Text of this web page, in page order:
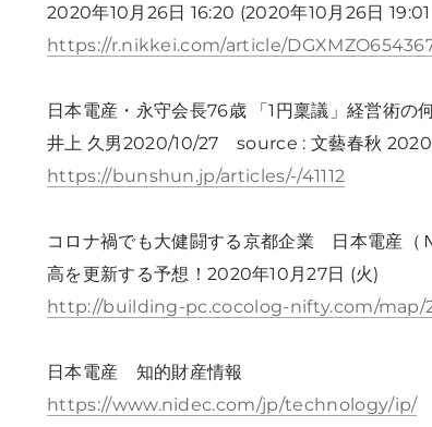
2020年10月26日 16:20 (2020年10月26日 19:01
https://r.nikkei.com/article/
日本電産・永守会長76歳 「1円稟議」経営術の
井上 久男2020/10/27 source : 文藝春秋 2020
https://bunshun.jp/articles/-/41112
コロナ禍でも大健闘する京都企業 日本電産
高を更新する予想！2020年10月27日 (火)
http://building-pc.cocolog-nifty.com/map/
日本電産 知的財産情報
https://www.nidec.com/jp/technology/ip/